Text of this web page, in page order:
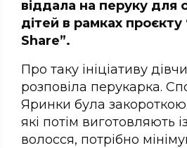
віддала на перуку для
дітей в рамках
Share”.
Про таку ініціативу
розповіла перукарка.
Яринки була
які потім виготовляють
волосся, потрібно